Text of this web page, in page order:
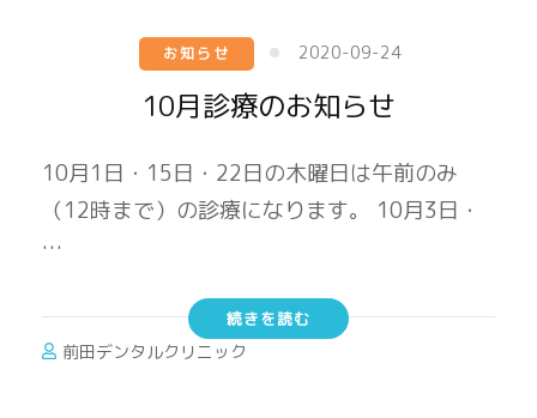
お知らせ 2020-09-24
10月診療のお知らせ
10月1日・15日・22日の木曜日は午前のみ
（12時まで）の診療になります。 10月3日・
…
続きを読む
前田デンタルクリニック